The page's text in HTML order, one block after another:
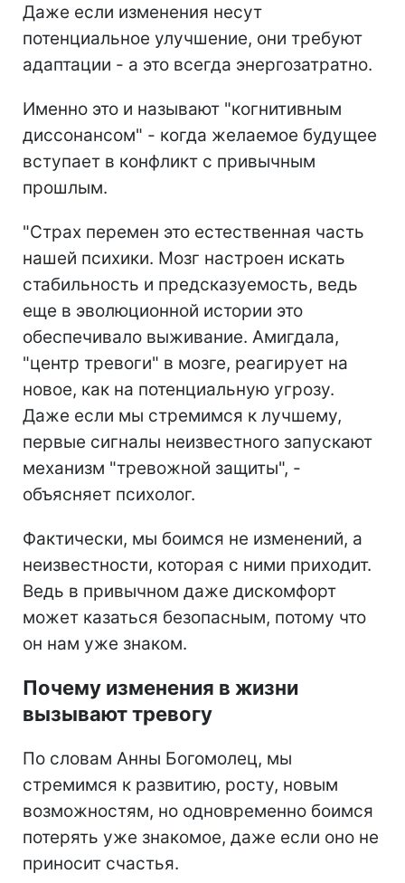
Даже если изменения несут
потенциальное улучшение, они требуют
адаптации - а это всегда энергозатратно.
Именно это и называют "когнитивным
диссонансом" - когда желаемое будущее
вступает в конфликт с привычным
прошлым.
"Страх перемен это естественная часть
нашей психики. Мозг настроен искать
стабильность и предсказуемость, ведь
еще в эволюционной истории это
обеспечивало выживание. Амигдала,
"центр тревоги" в мозге, реагирует на
новое, как на потенциальную угрозу.
Даже если мы стремимся к лучшему,
первые сигналы неизвестного запускают
механизм "тревожной защиты", -
объясняет психолог.
Фактически, мы боимся не изменений, а
неизвестности, которая с ними приходит.
Ведь в привычном даже дискомфорт
может казаться безопасным, потому что
он нам уже знаком.
Почему изменения в жизни
вызывают тревогу
По словам Анны Богомолец, мы
стремимся к развитию, росту, новым
возможностям, но одновременно боимся
потерять уже знакомое, даже если оно не
приносит счастья.